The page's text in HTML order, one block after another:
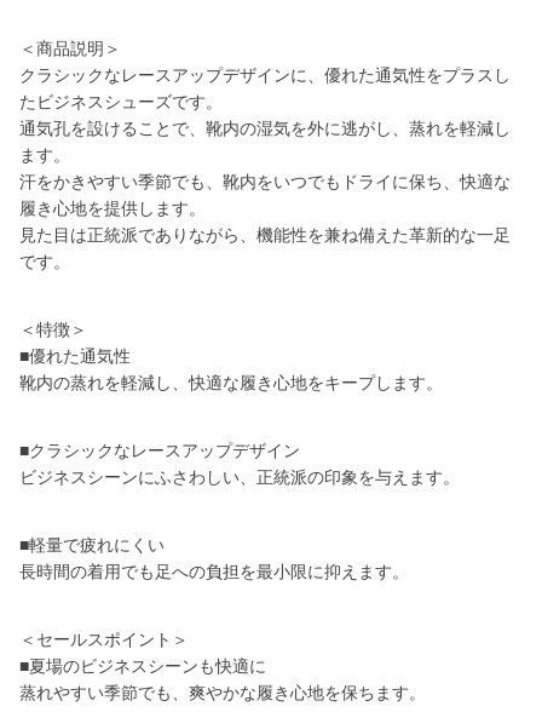
＜商品説明＞
クラシックなレースアップデザインに、優れた通気性をプラスし
たビジネスシューズです。
通気孔を設けることで、靴内の湿気を外に逃がし、蒸れを軽減し
ます。
汗をかきやすい季節でも、靴内をいつでもドライに保ち、快適な
履き心地を提供します。
見た目は正統派でありながら、機能性を兼ね備えた革新的な一足
です。
＜特徴＞
■優れた通気性
靴内の蒸れを軽減し、快適な履き心地をキープします。
■クラシックなレースアップデザイン
ビジネスシーンにふさわしい、正統派の印象を与えます。
■軽量で疲れにくい
長時間の着用でも足への負担を最小限に抑えます。
＜セールスポイント＞
■夏場のビジネスシーンも快適に
蒸れやすい季節でも、爽やかな履き心地を保ちます。